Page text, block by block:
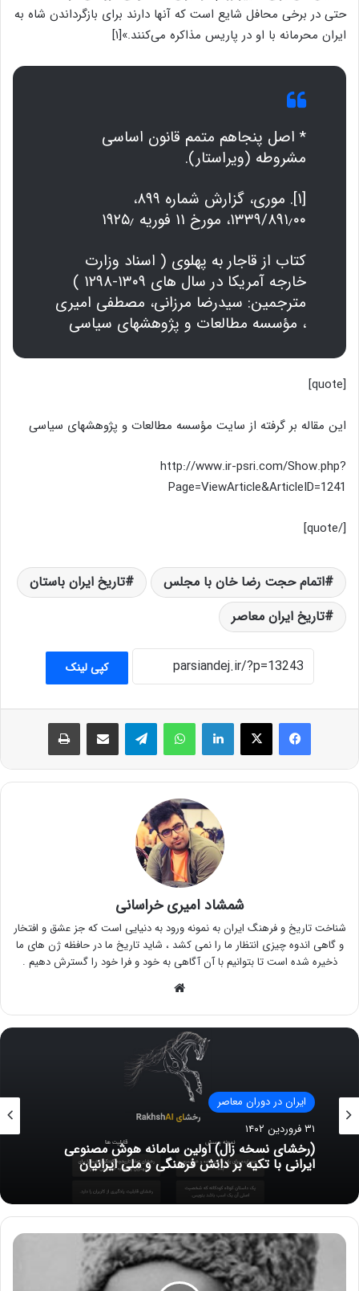
حتی در برخی محافل شایع است که آنها دارند برای بازگرداندن شاه به
ایران محرمانه با او در پاریس مذاکره می‌کنند.»[۱]
* اصل پنجاهم متمم قانون اساسی
مشروطه (ویراستار).
[۱]. موری، گزارش شماره ۸۹۹،
۱۳۳۹/۸۹۱٫۰۰، مورخ ۱۱ فوریه ۱۹۲۵٫
کتاب از قاجار به پهلوی ( اسناد وزارت
خارجه آمریکا در سال های ۱۳۰۹-۱۲۹۸ )
مترجمین: سیدرضا مرزانی، مصطفی امیری
، مؤسسه مطالعات و پژوهشهای سیاسی
[quote]
این مقاله بر گرفته از سایت مؤسسه مطالعات و پژوهشهای سیاسی
http://www.ir-psri.com/Show.php?
Page=ViewArticle&ArticleID=1241
[/quote]
اتمام حجت رضا خان با مجلس
تاریخ ایران باستان
تاریخ ایران معاصر
کپی لینک
فیس بوک X لینکدین واتس آپ تلگرام اشتراک گذاری از طریق ایمیل چاپ
شمشاد امیری خراسانی
شناخت تاریخ و فرهنگ ایران به نمونه ورود به دنیایی است که جز عشق و افتخار
و گاهی اندوه چیزی انتظار ما را نمی کشد ، شاید تاریخ ما در حافظه ژن های ما
ذخیره شده است تا بتوانیم با آن آگاهی به خود و فرا خود را گسترش دهیم .
ایران در دوران معاصر
۳۱ فروردین ۱۴۰۲
(رخشای نسخه زال) اولین سامانه هوش مصنوعی
ایرانی با تکیه بر دانش فرهنگی و ملی ایرانیان